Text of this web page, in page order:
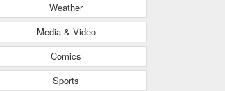
Weather
Media & Video
Comics
Sports